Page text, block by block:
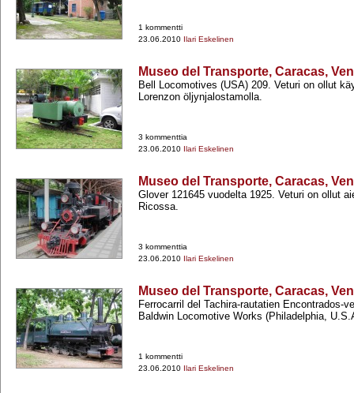
1 kommentti
23.06.2010 Ilari Eskelinen
Museo del Transporte, Caracas,
Bell Locomotives (USA) 209. Veturi on ollut
Lorenzon öljynjalostamolla.
3 kommenttia
23.06.2010 Ilari Eskelinen
Museo del Transporte, Caracas,
Glover 121645 vuodelta 1925. Veturi on ollut
Ricossa.
3 kommenttia
23.06.2010 Ilari Eskelinen
Museo del Transporte, Caracas,
Ferrocarril del Tachira-​rautatien Encontrados-​
Baldwin Locomotive Works (Philadelphia,
1 kommentti
23.06.2010 Ilari Eskelinen